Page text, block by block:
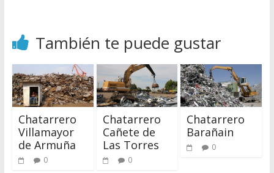
También te puede gustar
Chatarrero
Villamayor
de Armuña
0
Chatarrero
Cañete de
Las Torres
0
Chatarrero
Barañain
0